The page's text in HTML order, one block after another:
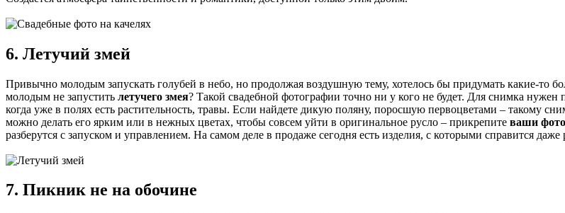
6. Летучий змей
Привычно молодым запускать голубей в небо, но продолжая воздушную тему, хотелось бы придумать какие-то
молодым не запустить летучего змея? Такой свадебной фотографии точно ни у кого не будет. Для снимка нужен
когда уже в полях есть растительность, травы. Если найдете дикую поляну, поросшую первоцветами – такому
можно делать его ярким или в нежных цветах, чтобы совсем уйти в оригинальное русло – прикрепите ваши фото
разберутся с запуском и управлением. На самом деле в продаже сегодня есть изделия, с которыми справится даже
7. Пикник не на обочине